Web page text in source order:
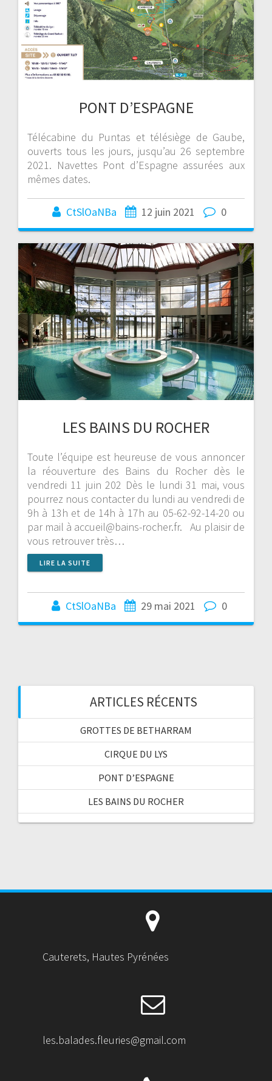
PONT D’ESPAGNE
Télécabine du Puntas et télésiège de Gaube,
ouverts tous les jours, jusqu’au 26 septembre
2021. Navettes Pont d’Espagne assurées aux
mêmes dates.
CtSlOaNBa 12 juin 2021 0
LES BAINS DU ROCHER
Toute l’équipe est heureuse de vous annoncer
la réouverture des Bains du Rocher dès le
vendredi 11 juin 202 Dès le lundi 31 mai, vous
pourrez nous contacter du lundi au vendredi de
9h à 13h et de 14h à 17h au 05-62-92-14-20 ou
par mail à accueil@bains-rocher.fr. Au plaisir de
vous retrouver très…
LIRE LA SUITE
CtSlOaNBa 29 mai 2021 0
ARTICLES RÉCENTS
GROTTES DE BETHARRAM
CIRQUE DU LYS
PONT D’ESPAGNE
LES BAINS DU ROCHER
Cauterets, Hautes Pyrénées
les.balades.fleuries@gmail.com